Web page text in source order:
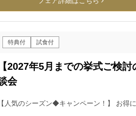
特典付 試食付
【2027年5月までの挙式ご検
会
【人気のシーズン◆キャンペーン！】 お得